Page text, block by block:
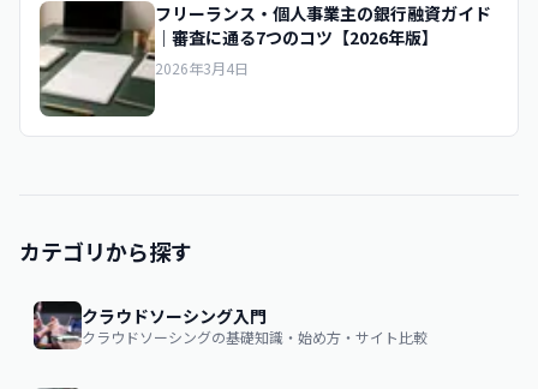
フリーランス・個人事業主の銀行融資ガイド
｜審査に通る7つのコツ【2026年版】
2026年3月4日
カテゴリから探す
クラウドソーシング入門
クラウドソーシングの基礎知識・始め方・サイト比較